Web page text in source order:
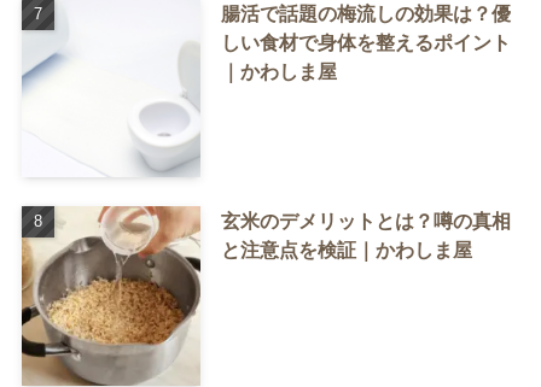
腸活で話題の梅流しの効果は？優
しい食材で身体を整えるポイント
｜かわしま屋
玄米のデメリットとは？噂の真相
と注意点を検証｜かわしま屋